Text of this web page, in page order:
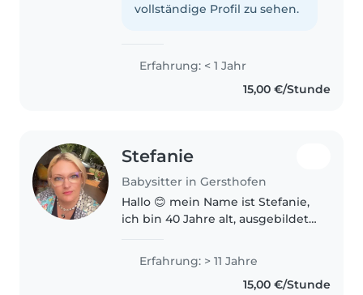
vollständige Profil zu sehen.
Erfahrung: < 1 Jahr
15,00 €/Stunde
Stefanie
Babysitter in Gersthofen
Hallo 😊 mein Name ist Stefanie,
ich bin 40 Jahre alt, ausgebildete
verschiedener Altersgruppen
zusammen. Ich habe viele
Erfahrung: > 11 Jahre
15,00 €/Stunde